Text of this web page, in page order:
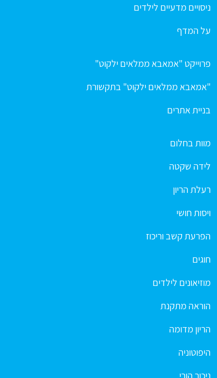
ניסויים מדעיים לילדים
על המדף
פרוייקט "אמאבא ממלאים ילקוט"
"אמאבא ממלאים ילקוט" בתקשורת
בניית אתרים
מוות בחלום
לידה שקטה
רעלת הריון
ויסות חושי
הפרעת קשב וריכוז
חוגים
מוזיאונים לילדים
הוראה מתקנת
הריון מדומה
היפוטוניה